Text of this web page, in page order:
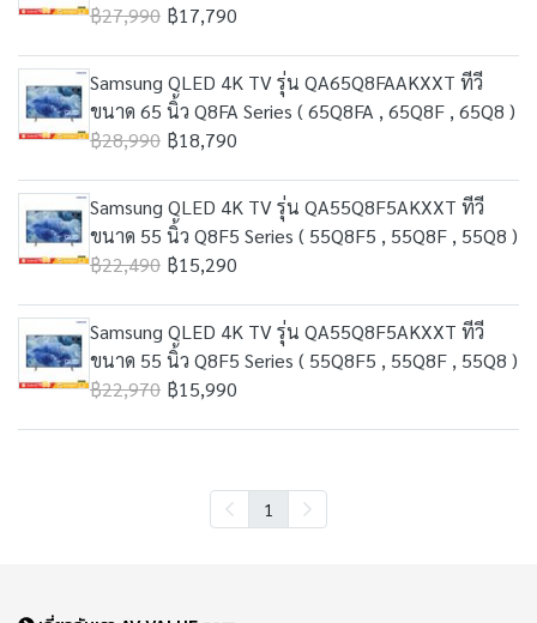
฿27,990 ฿17,790
Samsung QLED 4K TV รุ่น QA65Q8FAAKXXT ทีวี
ขนาด 65 นิ้ว Q8FA Series ( 65Q8FA , 65Q8F , 65Q8 )
฿28,990 ฿18,790
Samsung QLED 4K TV รุ่น QA55Q8F5AKXXT ทีวี
ขนาด 55 นิ้ว Q8F5 Series ( 55Q8F5 , 55Q8F , 55Q8 )
฿22,490 ฿15,290
Samsung QLED 4K TV รุ่น QA55Q8F5AKXXT ทีวี
ขนาด 55 นิ้ว Q8F5 Series ( 55Q8F5 , 55Q8F , 55Q8 )
฿22,970 ฿15,990
1